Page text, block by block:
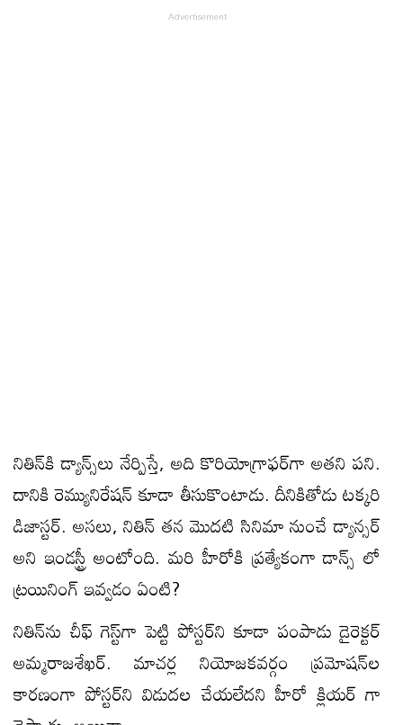
నితిన్‌కి డ్యాన్స్‌లు నేర్పిస్తే, అది కొరియోగ్రాఫర్‌గా అత‌ని ప‌ని.
దానికి రెమ్యునిరేష‌న్ కూడా తీసుకొంటాడు. దీనికితోడు టక్కరి
డిజాస్టర్‌. అస‌లు, నితిన్ తన మొదటి సినిమా నుంచే డ్యాన్సర్
అని ఇండ‌స్ట్రీ అంటోంది. మ‌రి హీరోకి ప్ర‌త్యేకంగా డాన్స్ లో
ట్ర‌యినింగ్ ఇవ్వ‌డం ఏంటి?
నితిన్‌ను చీఫ్ గెస్ట్‌గా పెట్టి పోస్టర్‌ని కూడా పంపాడు డైరెక్ట‌ర్
అమ్మ‌రాజ‌శేఖ‌ర్. మాచర్ల నియోజక‌వ‌ర్గం ప్రమోషన్‌ల
కారణంగా పోస్టర్‌ని విడుదల చేయలేదని హీరో క్లియ‌ర్ గా